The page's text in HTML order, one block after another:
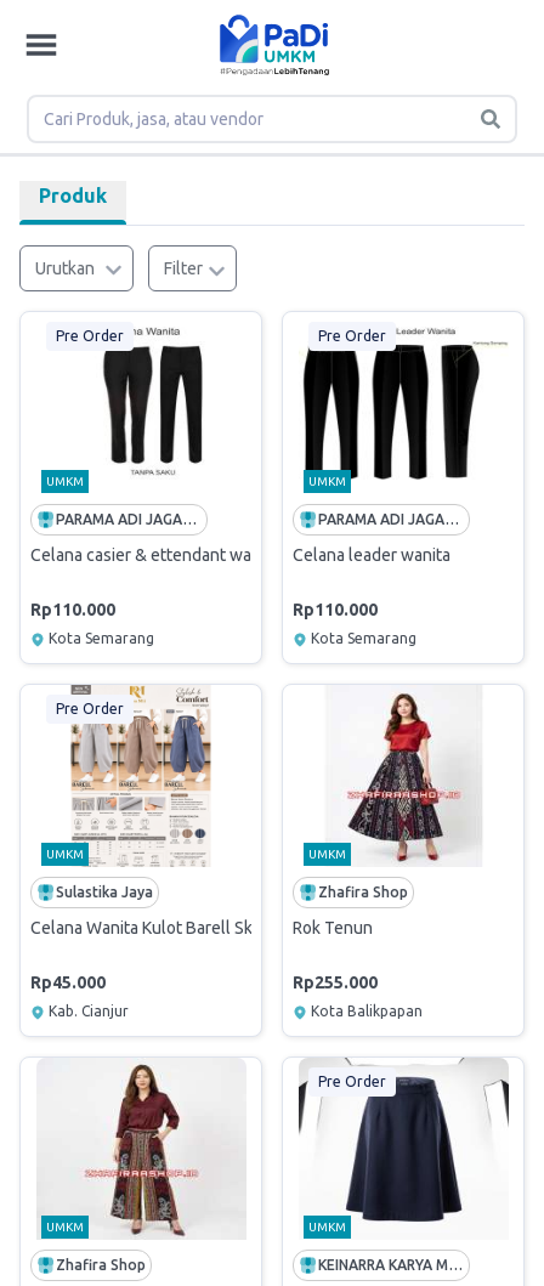
Produk
Urutkan Filter
Pre Order
UMKM
PARAMA ADI JAGADDHITA
Celana casier & ettendant wanita
Rp110.000
Kota Semarang
Pre Order
UMKM
PARAMA ADI JAGADDHITA
Celana leader wanita
Rp110.000
Kota Semarang
Pre Order
UMKM
Sulastika Jaya
Celana Wanita Kulot Barell Skena
Rp45.000
Kab. Cianjur
UMKM
Zhafira Shop
Rok Tenun
Rp255.000
Kota Balikpapan
UMKM
Zhafira Shop
Pre Order
UMKM
KEINARRA KARYA MANDIRI